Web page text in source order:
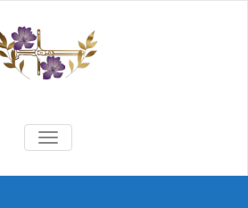
Saber
Cidadania e Dignidade Humana
TOGGLE NAVIGATION